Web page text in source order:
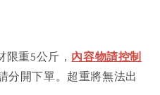
限重5公斤， 內容物請控制
分開下單。超重將無法出